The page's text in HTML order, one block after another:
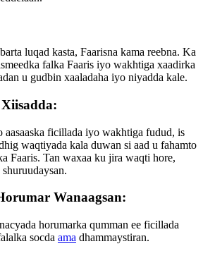
luqad kasta, Faarisna kama reebna. Ka
falka Faaris iyo wakhtiga xaadirka
u gudbin xaaladaha iyo niyadda kale.
aasaaska ficillada iyo wakhtiga fudud, is
waqtiyada kala duwan si aad u fahamto
Faaris. Tan waxaa ku jira waqti hore,
Wanaagsan:
horumarka qumman ee ficillada
socda ama dhammaystiran.